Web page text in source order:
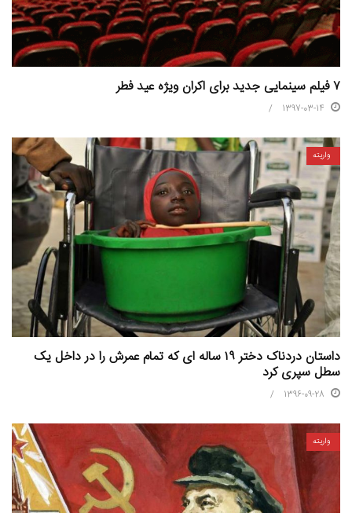
۷ فیلم سینمایی جدید برای اکران ویژه عید فطر
1397-03-14
واریته
داستان دردناک دختر ۱۹ ساله ای که تمام عمرش را در داخل یک
سطل سپری کرد
1396-09-28
واریته